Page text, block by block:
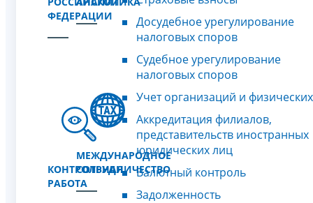
ФЕДЕРАЦИИ
КОНТРОЛЬНАЯ
РАБОТА
МЕЖДУНАРОДНОЕ
СОТРУДНИЧЕСТВО
Досудебное урегулирование
налоговых споров
Судебное урегулирование
налоговых споров
Учет организаций и
Аккредитация филиалов,
представительств иностранных
юридических лиц
Валютный контроль
Задолженность